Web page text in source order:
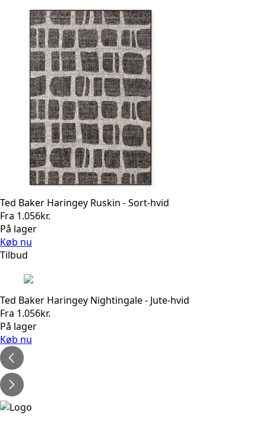
Ted Baker Haringey Ruskin - Sort-hvid
Fra 1.056kr.
På lager
Køb nu
Tilbud
Ted Baker Haringey Nightingale - Jute-hvid
Fra 1.056kr.
På lager
Køb nu